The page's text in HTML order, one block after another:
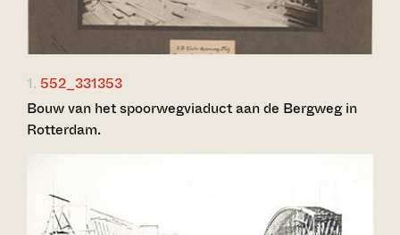
1. 552_331353
Bouw van het spoorwegviaduct aan de Bergweg in
Rotterdam.